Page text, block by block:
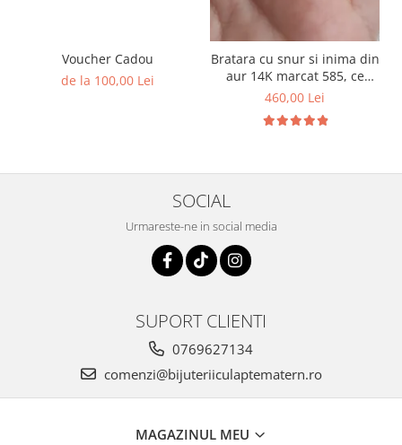
Voucher Cadou
de la 100,00 Lei
Bratara cu snur si inima din
aur 14K marcat 585, ce
contine lapte matern, suvita
460,00 Lei
SOCIAL
Urmareste-ne in social media
SUPORT CLIENTI
0769627134
comenzi@bijuteriiculaptematern.ro
MAGAZINUL MEU